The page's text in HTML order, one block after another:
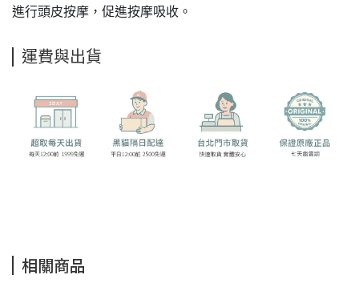
進行頭皮按摩，促進按摩吸收。
運費與出貨
相關商品